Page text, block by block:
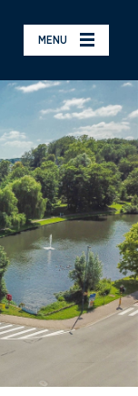
MENU